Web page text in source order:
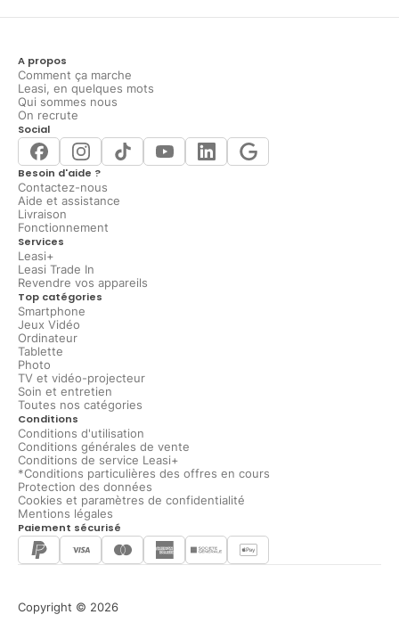
A propos
Comment ça marche
Leasi, en quelques mots
Qui sommes nous
On recrute
Social
Besoin d'aide ?
Contactez-nous
Aide et assistance
Livraison
Fonctionnement
Services
Leasi+
Leasi Trade In
Revendre vos appareils
Top catégories
Smartphone
Jeux Vidéo
Ordinateur
Tablette
Photo
TV et vidéo-projecteur
Soin et entretien
Toutes nos catégories
Conditions
Conditions d'utilisation
Conditions générales de vente
Conditions de service Leasi+
*Conditions particulières des offres en cours
Protection des données
Cookies et paramètres de confidentialité
Mentions légales
Paiement sécurisé
Copyright © 2026